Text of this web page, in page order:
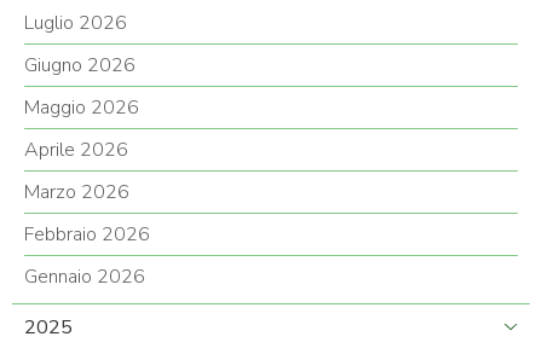
Luglio 2026
Giugno 2026
Maggio 2026
Aprile 2026
Marzo 2026
Febbraio 2026
Gennaio 2026
2025